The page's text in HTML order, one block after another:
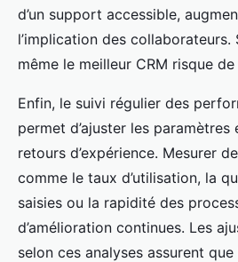
d’un support accessible,
l’implication des collaborateurs.
même le meilleur CRM risque
Enfin, le suivi régulier des
permet d’ajuster les
retours d’expérience. Mesurer
comme le taux d’utilisation, la
saisies ou la rapidité des
d’amélioration continues. Les
selon ces analyses assurent